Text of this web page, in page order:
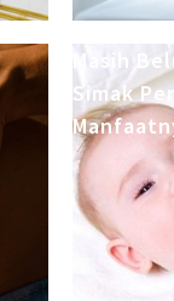
Masih
Simak